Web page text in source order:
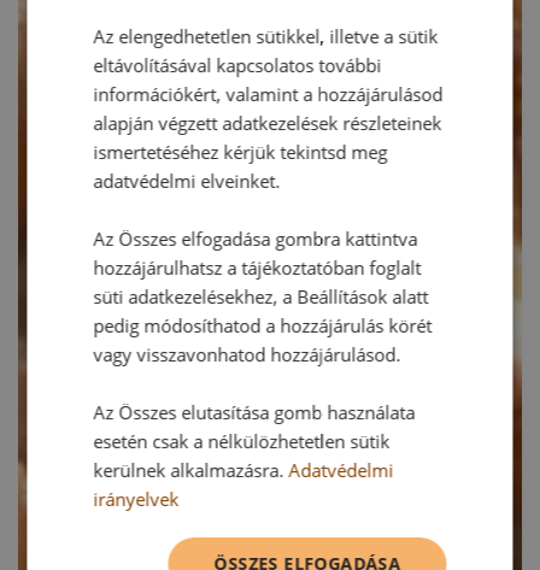
Az elengedhetetlen sütikkel, illetve a sütik
eltávolításával kapcsolatos további
információkért, valamint a hozzájárulásod
alapján végzett adatkezelések részleteinek
ismertetéséhez kérjük tekintsd meg
adatvédelmi elveinket.
Az Összes elfogadása gombra kattintva
hozzájárulhatsz a tájékoztatóban foglalt
süti adatkezelésekhez, a Beállítások alatt
pedig módosíthatod a hozzájárulás körét
vagy visszavonhatod hozzájárulásod.
Az Összes elutasítása gomb használata
esetén csak a nélkülözhetetlen sütik
kerülnek alkalmazásra.Adatvédelmi
irányelvek
ÖSSZES ELFOGADÁSA